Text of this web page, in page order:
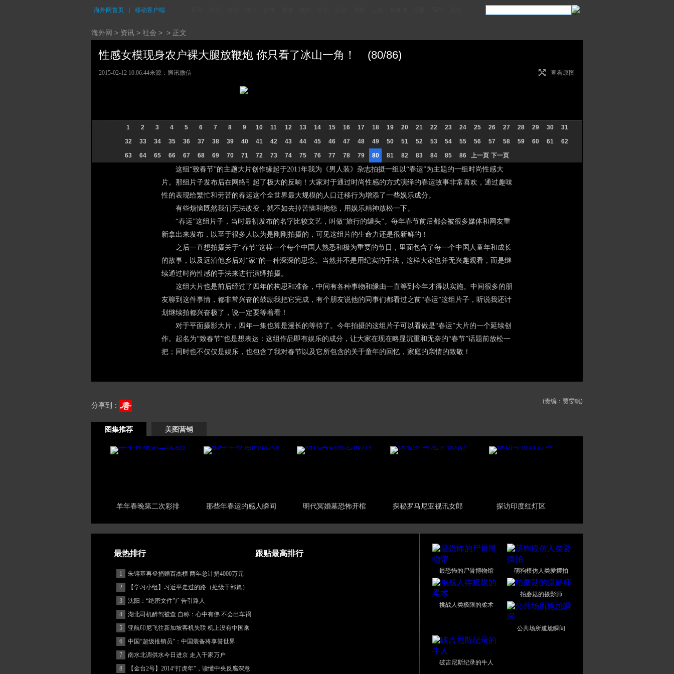
海外网首页 移动客户端
海外网 > 资讯 > 社会 > > 正文
性感女模现身农户裸大腿放鞭炮 你只看了冰山一角！ (80/86)
查看原图
2015-02-12 10:06:44来源：腾讯微信
1 2 3 4 5 6 7 8 9 10 11 12 13 14 15 16 17 18 19 20 21 22 23 24 25 26 27 28 29 30
31
32
33 34 35 36 37 38 39 40 41 42 43 44 45 46 47 48 49 50 51 52 53 54 55 56 57 58 59 60 61
62
63
64 65 66 67 68 69 70 71 72 73 74 75 76 77 78 79 80 81 82 83 84 85 86 上一页 下一页
这组“致春节”的主题大片创作缘起于2011年我为《男人装》杂志拍摄一组以“春运”为主题的一组时尚性感大
片。那组片子发布后在网络引起了极大的反响！大家对于通过时尚性感的方式演绎的春运故事非常喜欢，通过趣味
性的表现给繁忙和劳苦的春运这个全世界最大规模的人口迁移行为增添了一些娱乐成分。
有些烦恼既然我们无法改变，就不如去掉苦恼和抱怨，用娱乐精神放松一下。
“春运”这组片子，当时最初发布的名字比较文艺，叫做“旅行的罐头”。每年春节前后都会被很多媒体和网友重
新拿出来发布，以至于很多人以为是刚刚拍摄的，可见这组片的生命力还是很新鲜的！
之后一直想拍摄关于“春节”这样一个每个中国人熟悉和极为重要的节日，里面包含了每一个中国人童年和成长
的故事，以及远泊他乡后对“家”的一种深深的思念。当然并不是用纪实的手法，这样大家也并无兴趣观看，而是继
续通过时尚性感的手法来进行演绎拍摄。
这组大片也是前后经过了四年的构思和准备，中间有各种事物和缘由一直等到今年才得以实施。中间很多的朋
友聊到这件事情，都非常兴奋的鼓励我把它完成，有个朋友说他的同事们都看过之前“春运”这组片子，听说我还计
划继续拍都兴奋极了，说一定要等着看！
对于平面摄影大片，四年一集也算是漫长的等待了。今年拍摄的这组片子可以看做是“春运”大片的一个延续创
作。起名为“致春节”也是想表达：这组作品即有娱乐的成分，让大家在现在略显沉重和无奈的“春节”话题前放松一
把；同时也不仅仅是娱乐，也包含了我对春节以及它所包含的关于童年的回忆，家庭的亲情的致敬！
(责编：贾雯帆)
分享到：
图集推荐 美图营销
羊年春晚第二次彩排 那些年春运的感人瞬间 明代冥婚墓恐怖开棺 探秘罗马尼亚视讯女郎 探访印度红灯区
最热排行 跟贴最高排行
1
朱镕基再登捐赠百杰榜 两年总计捐4000万元
2
【学习小组】习近平走过的路（处级干部篇）
3
沈阳：“绝密文件”广告引路人
4
湖北司机醉驾被查 自称：心中有佛 不会出车祸
(图)
5
亚航印尼飞往新加坡客机失联 机上没有中国乘
客
6
中国“超级推销员”：中国装备将享誉世界
7
南水北调供水今日进京 走入千家万户
8
【金台2号】2014“打虎年”，读懂中央反腐深意
最恐怖的尸骨博物馆 萌狗模仿人类爱摆拍
挑战人类极限的柔术
拍蘑菇的摄影师
公共场所尴尬瞬间
破吉尼斯纪录的牛人